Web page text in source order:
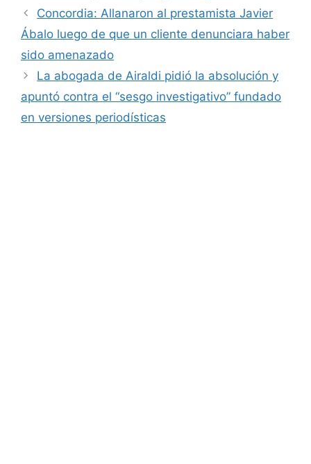
Concordia: Allanaron al prestamista Javier
Ábalo luego de que un cliente denunciara haber
sido amenazado
La abogada de Airaldi pidió la absolución y
apuntó contra el “sesgo investigativo” fundado
en versiones periodísticas